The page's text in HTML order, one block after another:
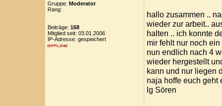
Gruppe: Moderator
Rang:
Beiträge: 168
Mitglied seit: 03.01.2006
IP-Adresse: gespeichert
hallo zusammen ..
wieder zur arbeit..
halten .. ich konnte
mir fehlt nur noch
nun endlich nach 4
wieder hergestellt
kann und nur liegen
naja hoffe euch geht
lg Sören